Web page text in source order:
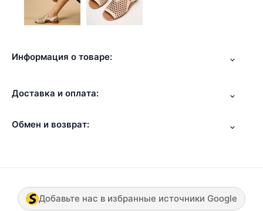
Информация о товаре:
Доставка и оплата:
Обмен и возврат:
Добавьте нас в избранные источники Google